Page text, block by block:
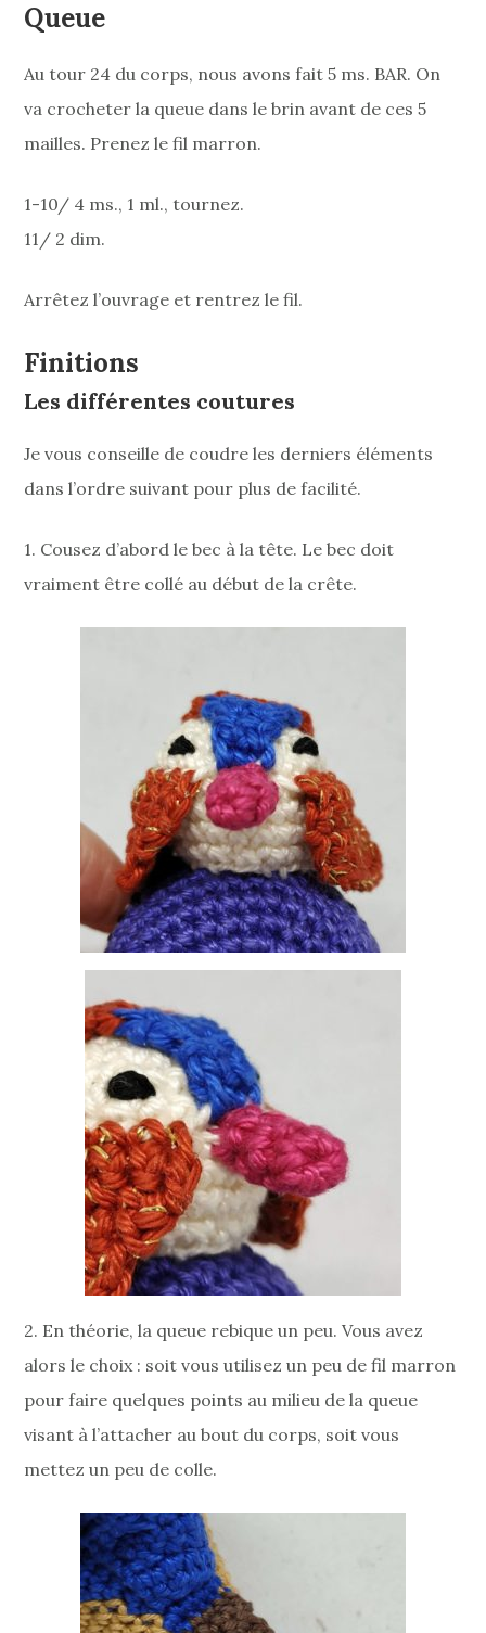
Queue
Au tour 24 du corps, nous avons fait 5 ms. BAR. On
va crocheter la queue dans le brin avant de ces 5
mailles. Prenez le fil marron.
1-10/ 4 ms., 1 ml., tournez.
11/ 2 dim.
Arrêtez l’ouvrage et rentrez le fil.
Finitions
Les différentes coutures
Je vous conseille de coudre les derniers éléments
dans l’ordre suivant pour plus de facilité.
1. Cousez d’abord le bec à la tête. Le bec doit
vraiment être collé au début de la crête.
2. En théorie, la queue rebique un peu. Vous avez
alors le choix : soit vous utilisez un peu de fil marron
pour faire quelques points au milieu de la queue
visant à l’attacher au bout du corps, soit vous
mettez un peu de colle.